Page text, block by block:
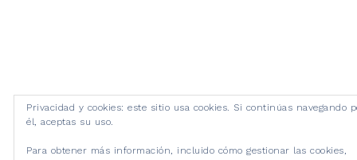
Privacidad y cookies: este sitio usa cookies. Si continúas navegando
él, aceptas su uso.
Para obtener más información, incluido cómo gestionar las cookies,